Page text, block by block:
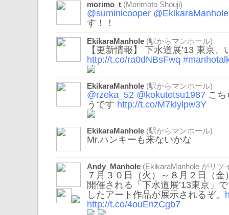
morimo_t (Morimoto Shouji)
@suminicooper @EkikaraManhole
す！！
EkikaraManhole (駅からマンホール)
【更新情報】 下水道展’13 東京
http://t.co/ra0dNBsFwq
EkikaraManhole (駅からマンホール)
@rzeka_52 @kokutetsu1987 こ
うです http://t.co/M7klylpw3Y
EkikaraManhole (駅からマンホール)
Mr.ハンキーも来ないかな
Andy_Manhole (EkikaraManhole がリツ
７月３０日（火）～８月２日（
開催される「下水道展’13東京」
したアート作品が展示されるぞ。
http://t.co/4ouEnzCgb7